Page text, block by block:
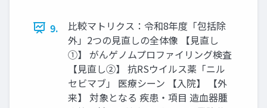
9.
比較マトリクス：令和8年度「包括除
外」2つの見直しの全体像 【見直し
①】 がんゲノムプロファイリング検査
【見直し②】 抗RSウイルス薬「ニル
セビマブ」 医療シーン 【入院】 【外
来】 対象となる 疾患・項目 造血器腫